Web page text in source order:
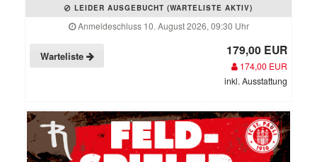
LEIDER AUSGEBUCHT (WARTELISTE AKTIV)
Anmeldeschluss 10. August 2026, 09:30 Uhr
Warteliste 179,00 EUR
174,00 EUR
inkl. Ausstattung